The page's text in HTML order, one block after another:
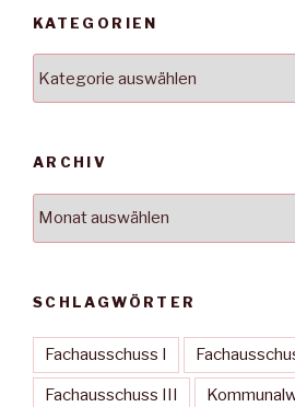
KATEGORIEN
ARCHIV
SCHLAGWÖRTER
Fachausschuss I
Fachausschuss III